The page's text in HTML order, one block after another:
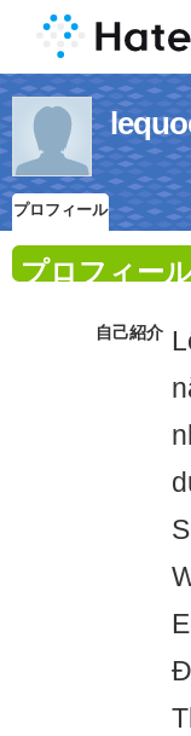
プロフィール
プロフィー
自己紹介